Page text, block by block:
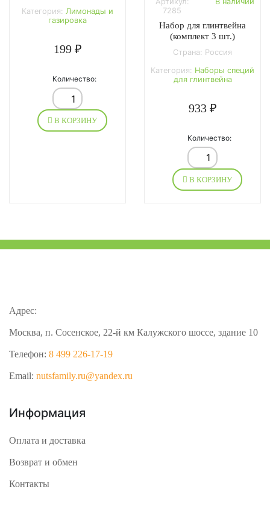
Категория: Лимонады и
газировка
199 ₽
Количество:
В КОРЗИНУ
7285
Набор для глинтвейна
(комплект 3 шт.)
Страна: Россия
Категория: Наборы специй
для глинтвейна
933 ₽
Количество:
В КОРЗИНУ
Адрес:
Москва, п. Сосенское, 22-й км Калужского шоссе, здание 10
Телефон: 8 499 226-17-19
Email: nutsfamily.ru@yandex.ru
Информация
Оплата и доставка
Возврат и обмен
Контакты